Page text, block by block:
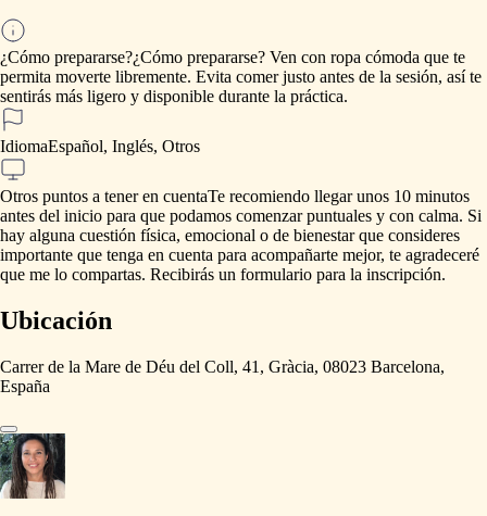
¿Cómo prepararse?¿Cómo prepararse? Ven con ropa cómoda que te
permita moverte libremente. Evita comer justo antes de la sesión, así te
sentirás más ligero y disponible durante la práctica.
IdiomaEspañol, Inglés, Otros
Otros puntos a tener en cuentaTe recomiendo llegar unos 10 minutos
antes del inicio para que podamos comenzar puntuales y con calma. Si
hay alguna cuestión física, emocional o de bienestar que consideres
importante que tenga en cuenta para acompañarte mejor, te agradeceré
que me lo compartas. Recibirás un formulario para la inscripción.
Ubicación
Carrer de la Mare de Déu del Coll, 41, Gràcia, 08023 Barcelona,
España